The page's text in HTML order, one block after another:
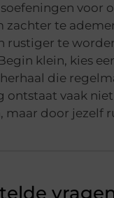
voor
zachter te
rustiger te
klein, kies
die
ontstaat vaak
maar door jezelf